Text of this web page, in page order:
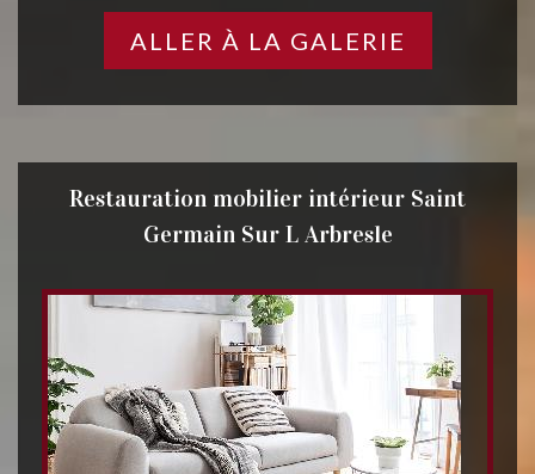
ALLER À LA GALERIE
Restauration mobilier intérieur Saint
Germain Sur L Arbresle